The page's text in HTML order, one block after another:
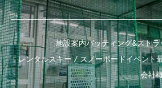
施設案内バッティング&ストラ
レンタルスキー / スノーボードイベント
会社